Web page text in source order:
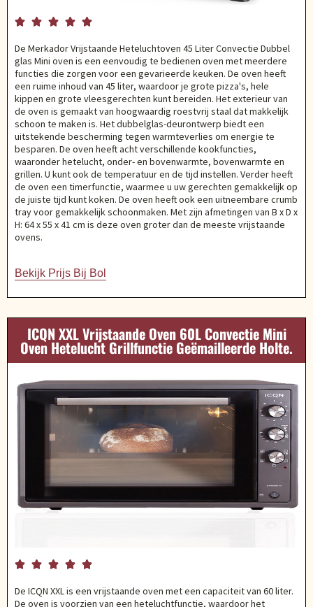
    
De Merkador Vrijstaande Heteluchtoven 45 Liter Convectie Dubbel
glas Mini oven is een eenvoudig te bedienen oven met meerdere
functies die zorgen voor een gevarieerde keuken. De oven heeft
een ruime inhoud van 45 liter, waardoor je grote pizza's, hele
kippen en grote vleesgerechten kunt bereiden. Het exterieur van
de oven is gemaakt van hoogwaardig roestvrij staal dat makkelijk
schoon te maken is. Het dubbelglas-deurontwerp biedt een
uitstekende bescherming tegen warmteverlies om energie te
besparen. De oven heeft acht verschillende kookfuncties,
waaronder hetelucht, onder- en bovenwarmte, bovenwarmte en
grillen. U kunt ook de temperatuur en de tijd instellen. Verder heeft
de oven een timerfunctie, waarmee u uw gerechten gemakkelijk op
de juiste tijd kunt koken. De oven heeft ook een uitneembare crumb
tray voor gemakkelijk schoonmaken. Met zijn afmetingen van B x D x
H: 64 x 55 x 41 cm is deze oven groter dan de meeste vrijstaande
ovens.
Bekijk Prijs Bij Bol
ICQN XXL Vrijstaande Oven 60L Convectie Mini
Oven Hetelucht Grillfunctie Geëmailleerde Holte.
    
De ICQN XXL is een vrijstaande oven met een capaciteit van 60 liter.
De oven is voorzien van een heteluchtfunctie, waardoor het